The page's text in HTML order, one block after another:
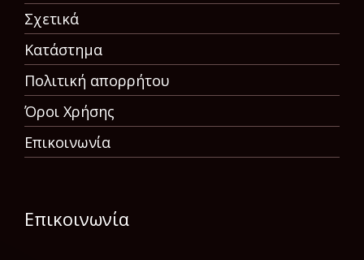
Σχετικά
Κατάστημα
Πολιτική απορρήτου
Όροι Χρήσης
Επικοινωνία
Επικοινωνία